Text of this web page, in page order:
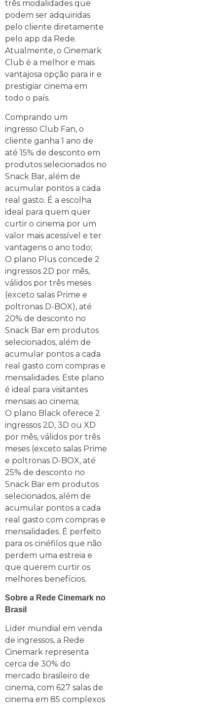
três modalidades que
podem ser adquiridas
pelo cliente diretamente
pelo app da Rede.
Atualmente, o Cinemark
Club é a melhor e mais
vantajosa opção para ir e
prestigiar cinema em
todo o país.
Comprando um
ingresso Club Fan, o
cliente ganha 1 ano de
até 15% de desconto em
produtos selecionados no
Snack Bar, além de
acumular pontos a cada
real gasto. É a escolha
ideal para quem quer
curtir o cinema por um
valor mais acessível e ter
vantagens o ano todo;
O plano Plus concede 2
ingressos 2D por mês,
válidos por três meses
(exceto salas Prime e
poltronas D-BOX), até
20% de desconto no
Snack Bar em produtos
selecionados, além de
acumular pontos a cada
real gasto com compras e
mensalidades. Este plano
é ideal para visitantes
mensais ao cinema;
O plano Black oferece 2
ingressos 2D, 3D ou XD
por mês, válidos por três
meses (exceto salas Prime
e poltronas D-BOX, até
25% de desconto no
Snack Bar em produtos
selecionados, além de
acumular pontos a cada
real gasto com compras e
mensalidades. É perfeito
para os cinéfilos que não
perdem uma estreia e
que querem curtir os
melhores benefícios.
Sobre a Rede Cinemark no
Brasil
Líder mundial em venda
de ingressos, a Rede
Cinemark representa
cerca de 30% do
mercado brasileiro de
cinema, com 627 salas de
cinema em 85 complexos